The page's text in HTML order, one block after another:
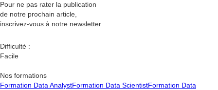
Pour ne pas rater la publication
de notre prochain article,
inscrivez-vous à notre newsletter
Difficulté :
Facile
Nos formations
Formation Data AnalystFormation Data ScientistFormation Data